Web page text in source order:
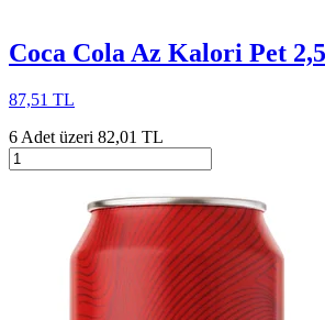
Coca Cola Az Kalori Pet
87,51 TL
6 Adet üzeri 82,01 TL